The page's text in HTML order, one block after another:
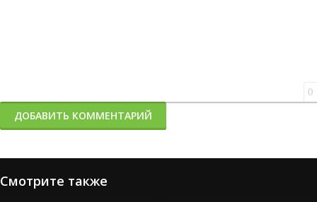
0
ДОБАВИТЬ КОММЕНТАРИЙ
Смотрите также